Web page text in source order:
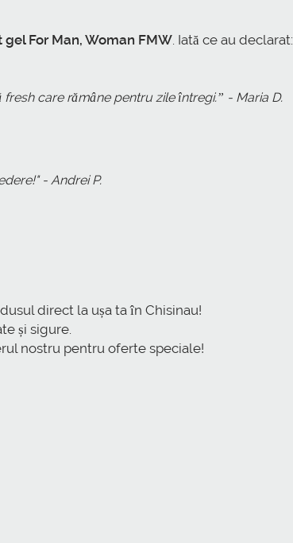
gel For Man, Woman FMW . Iată ce au declarat:
care rămâne pentru zile întregi.” - Maria D.
- Andrei P.
direct la ușa ta în Chisinau!
și sigure.
nostru pentru oferte speciale!